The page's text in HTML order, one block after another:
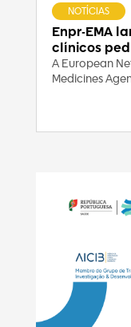
Enpr-EMA
clínicos
NOTÍCIAS
A European
Medicines